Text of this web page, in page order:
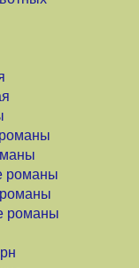
романы
романы